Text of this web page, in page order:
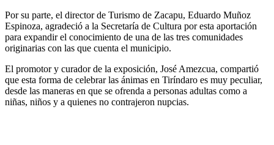
Por su parte, el director de Turismo de Zacapu, Eduardo Muñoz
Espinoza, agradeció a la Secretaría de Cultura por esta aportación
para expandir el conocimiento de una de las tres comunidades
originarias con las que cuenta el municipio.
El promotor y curador de la exposición, José Amezcua, compartió
que esta forma de celebrar las ánimas en Tiríndaro es muy peculiar,
desde las maneras en que se ofrenda a personas adultas como a
niñas, niños y a quienes no contrajeron nupcias.